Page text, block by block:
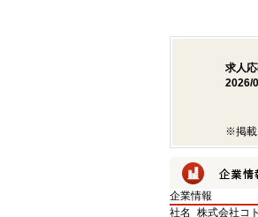
求人応
2026/
※掲載
企業情報
社名
株式会社コ